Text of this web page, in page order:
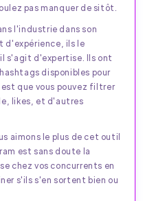
pas manquer de sitôt.
l'industrie dans son
d'expérience, ils le
s'agit d'expertise. Ils ont
disponibles pour
que vous pouvez filtrer
likes, et d'autres
aimons le plus de cet outil
est sans doute la
chez vos concurrents en
s'ils s'en sortent bien ou